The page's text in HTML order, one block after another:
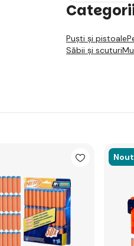
Puști și pistoale
Săbii și scuturi